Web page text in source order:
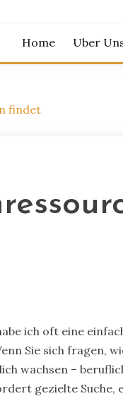
Home Uber
findet
ich oft eine
Sie sich fragen,
wachsen –
gezielte Suche,